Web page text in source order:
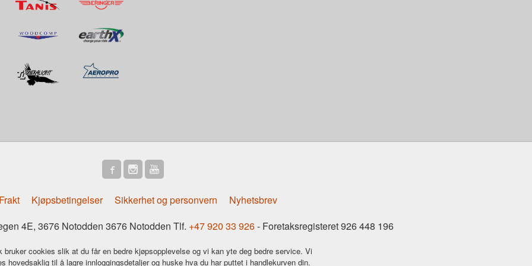
Kjøpsbetingelser Sikkerhet og personvern
Nyhetsbrev
4E, 3676 Notodden 3676 Notodden Tlf. +47 920 33 926- Foretaksregisteret 926 448 196
bruker cookies slik at du får en bedre kjøpsopplevelse og vi kan yte deg bedre service. Vi
hovedsaklig til å lagre innloggingsdetaljer og huske hva du har puttet i handlekurven din.